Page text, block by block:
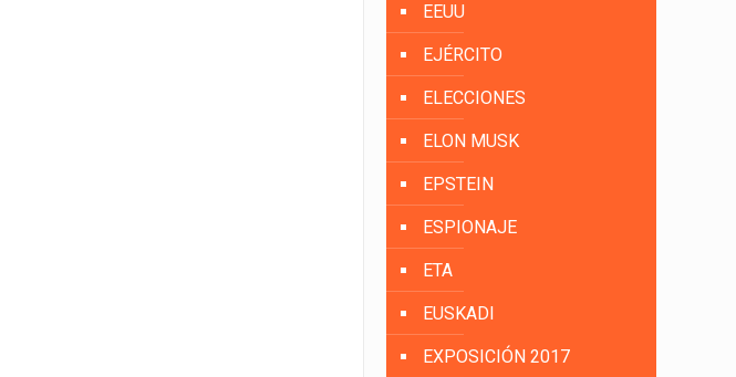
EEUU
EJÉRCITO
ELECCIONES
ELON MUSK
EPSTEIN
ESPIONAJE
ETA
EUSKADI
EXPOSICIÓN 2017